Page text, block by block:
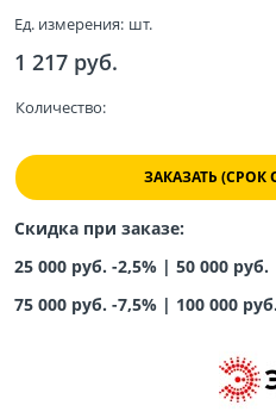
Ед. измерения: шт.
1 217 руб.
Количество:
ЗАКАЗАТЬ (СРОК
Скидка при заказе:
25 000 руб. -2,5% | 50 000
75 000 руб. -7,5% | 100 000